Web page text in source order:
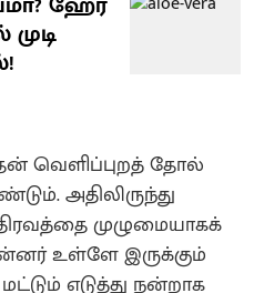
வெளிப்புறத் தோல்
அதிலிருந்து
முழுமையாகக்
உள்ளே இருக்கும்
எடுத்து நன்றாக